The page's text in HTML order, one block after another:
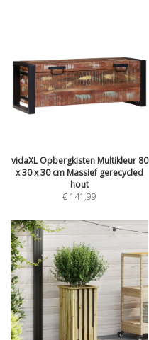
vidaXL Opbergkisten Multikleur 80
x 30 x 30 cm Massief gerecycled
hout
€ 141,99